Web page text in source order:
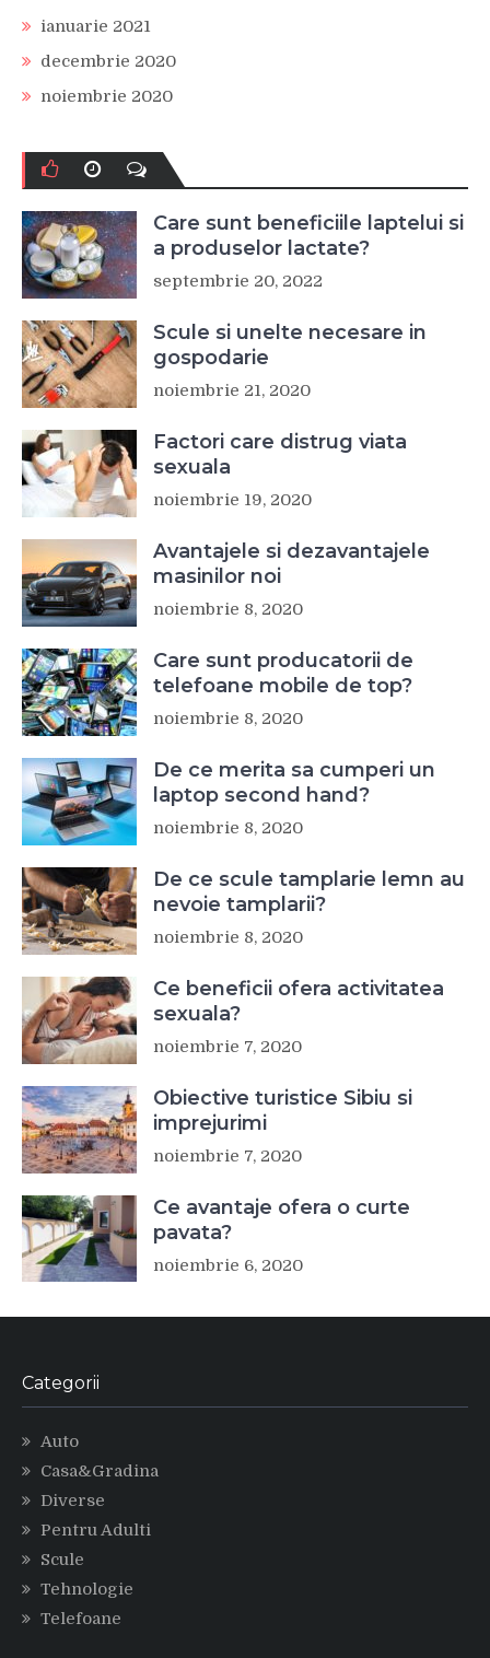
ianuarie 2021
decembrie 2020
noiembrie 2020
Care sunt beneficiile laptelui si
a produselor lactate?
septembrie 20, 2022
Scule si unelte necesare in
gospodarie
noiembrie 21, 2020
Factori care distrug viata
sexuala
noiembrie 19, 2020
Avantajele si dezavantajele
masinilor noi
noiembrie 8, 2020
Care sunt producatorii de
telefoane mobile de top?
noiembrie 8, 2020
De ce merita sa cumperi un
laptop second hand?
noiembrie 8, 2020
De ce scule tamplarie lemn au
nevoie tamplarii?
noiembrie 8, 2020
Ce beneficii ofera activitatea
sexuala?
noiembrie 7, 2020
Obiective turistice Sibiu si
imprejurimi
noiembrie 7, 2020
Ce avantaje ofera o curte
pavata?
noiembrie 6, 2020
Categorii
Auto
Casa&Gradina
Diverse
Pentru Adulti
Scule
Tehnologie
Telefoane